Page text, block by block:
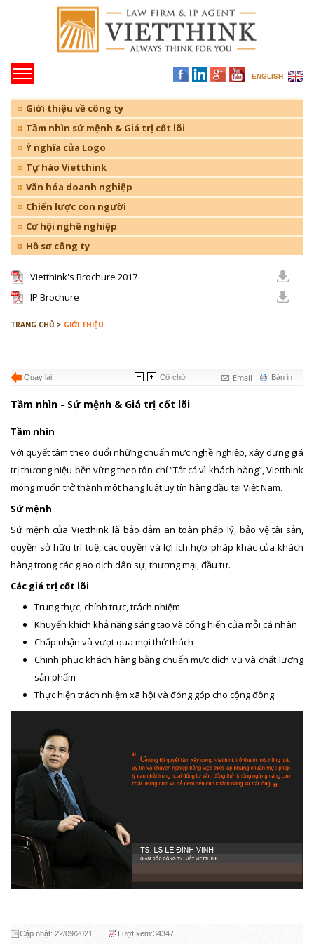
ENGLISH
Giới thiệu về công ty
Tầm nhìn sứ mệnh & Giá trị cốt lõi
Ý nghĩa của Logo
Tự hào Vietthink
Văn hóa doanh nghiệp
Chiến lược con người
Cơ hội nghề nghiệp
Hồ sơ công ty
Vietthink's Brochure 2017
IP Brochure
TRANG CHỦ > GIỚI THIỆU
Quay lại Bản in
Email
Cỡ chữ
Tầm nhìn - Sứ mệnh & Giá trị cốt lõi
Tầm nhìn
Với quyết tâm theo đuổi những chuẩn mực nghề nghiệp, xây dựng giá
trị thương hiệu bền vững theo tôn chỉ “Tất cả vì khách hàng”, Vietthink
mong muốn trở thành một hãng luật uy tín hàng đầu tại Việt Nam.
Sứ mệnh
Sứ mệnh của Vietthink là bảo đảm an toàn pháp lý, bảo vệ tài sản,
quyền sở hữu trí tuệ, các quyền và lợi ích hợp pháp khác của khách
hàng trong các giao dịch dân sự, thương mại, đầu tư.
Các giá trị cốt lõi
Trung thực, chính trực, trách nhiệm
Khuyến khích khả năng sáng tạo và cống hiến của mỗi cá nhân
Chấp nhận và vượt qua mọi thử thách
Chinh phục khách hàng bằng chuẩn mực dịch vụ và chất lượng
sản phẩm
Thực hiện trách nhiệm xã hội và đóng góp cho cộng đồng
Cập nhật: 22/09/2021 Lượt xem:34347